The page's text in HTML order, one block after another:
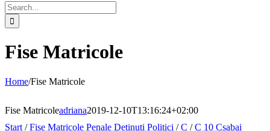
Search
for:
Fise Matricole
Home/Fise Matricole
Fise Matricoleadriana2019-12-10T13:16:24+02:00
Start /Fise Matricole Penale Detinuti Politici /C /C 10 Csabai